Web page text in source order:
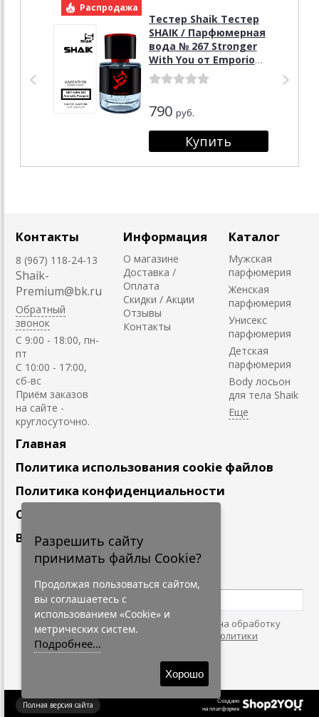
Распродажа
Тестер Shaik Тестер
SHAIK / Парфюмерная
вода № 267 Stronger
With You от Emporio
Armani, 25 мл.
790 руб.
Контакты
8 (967) 118-24-13
Shaik-
Premium@bk.ru
Обратный
звонок
C 9:00 - 18:00, пн-
пт
С 10:00 - 17:00,
сб-вс
Приём заказов
на сайте -
круглосуточно.
Информация
О магазине
Доставка /
Оплата
Скидки / Акции
Отзывы
Контакты
Каталог
Мужская
парфюмерия
Женская
парфюмерия
Унисекс
парфюмерия
Детская
парфюмерия
Body лосьон
для тела Shaik
Главная
Политика использования cookie файлов
Политика конфиденциальности
Сотрудничество
Вакансии
Подпишитесь
Нажимая на кнопку, я даю согласие на обработку
персональных данных. С условиями
"Политики
Конфидециальности"
Создано
на платформе
Полная версия сайта
Разрешить сайту
принимать файлы Cookie?
Продолжая пользоваться сайтом,
вы соглашаетесь с
использованием «Cookie» и
метрических систем.
Подробнее...
Хорошо